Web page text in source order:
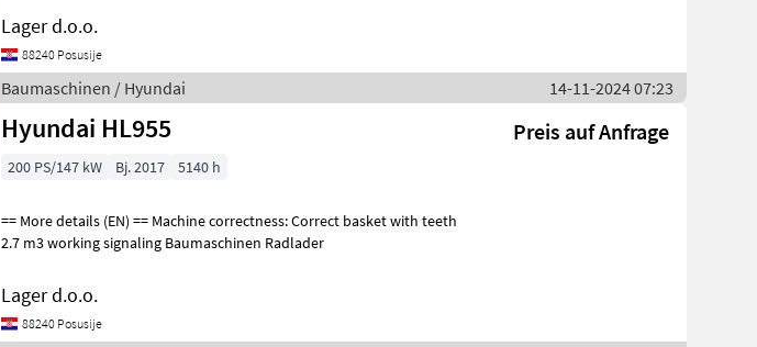
Lager d.o.o.
88240 Posusije
Baumaschinen / Hyundai 14-11-2024 07:23
Hyundai HL955 Preis auf Anfrage
200 PS/147 kW Bj. 2017 5140 h
== More details (EN) == Machine correctness: Correct basket with teeth
2.7 m3 working signaling Baumaschinen Radlader
Lager d.o.o.
88240 Posusije